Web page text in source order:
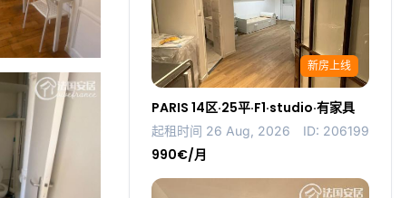
新房上线
PARIS 14区·25平·F1·studio·有家具
起租时间 26 Aug, 2026 ID: 206199
990€/月